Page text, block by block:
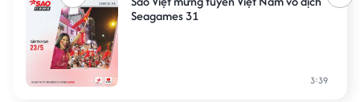
Seagames 31
3:39